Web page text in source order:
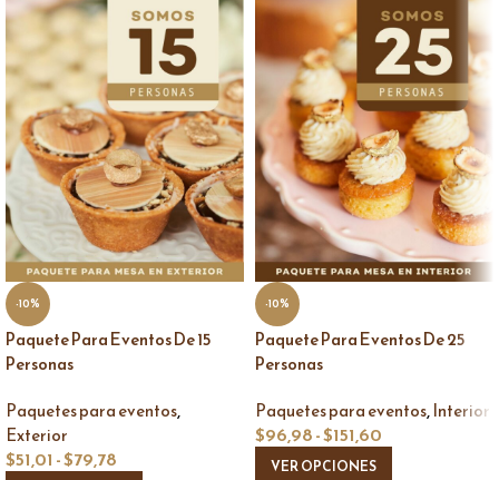
-10%
Paquete Para Eventos De 15
Personas
Paquetes para eventos,
Exterior
$51,01 -$79,78
-10%
Paquete Para Eventos De 25
Personas
Paquetes para eventos,Interior
$96,98-$151,60
VER OPCIONES